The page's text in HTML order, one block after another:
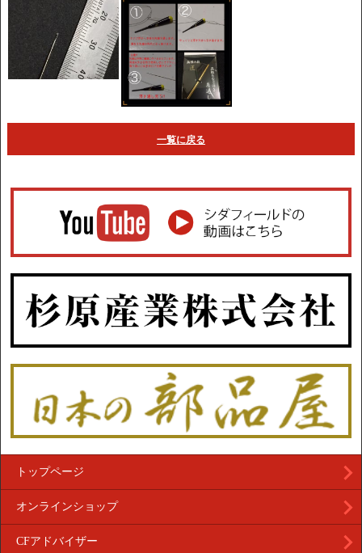
一覧に戻る
トップページ
オンラインショップ
CFアドバイザー